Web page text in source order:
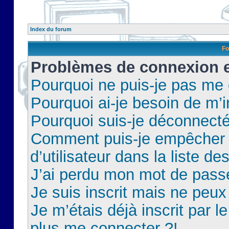
Index du forum
Problèmes de connexion
Pourquoi ne puis-je pas
Pourquoi ai-je besoin de
Pourquoi suis-je
Comment puis-je
d’utilisateur dans la liste
J’ai perdu mon mot de
Je suis inscrit mais ne
Je m’étais déjà inscrit par